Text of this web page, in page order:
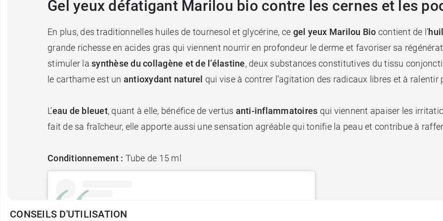
Gel yeux défatigant Marilou bio contre les cernes et les
En plus, des traditionnelles huiles de tournesol et glycérine, ce gel yeux Marilou Bio contient de l’
grande richesse en acides gras qui viennent nourrir en profondeur le derme et favoriser sa
stimuler la synthèse du collagène et de l’élastine, deux substances constitutives du tissu
le carthame est un antioxydant naturel qui vise à contrer l’agitation des radicaux libres et à
L’eau de bleuet, quant à elle, bénéfice de vertus anti-inflammatoires qui viennent apaiser les
fait de sa fraîcheur, elle apporte aussi une sensation agréable qui tonifie la peau et contribue à
Conditionnement : Tube de 15 ml
CONSEILS D'UTILISATION